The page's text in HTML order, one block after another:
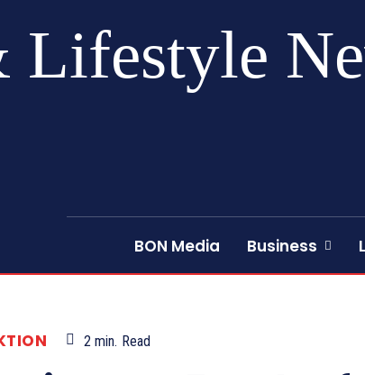
Lifestyle
BON Media Business
2 min. Read